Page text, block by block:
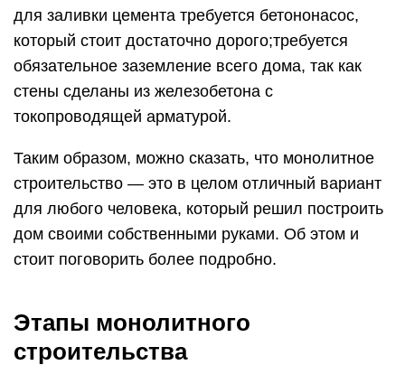
для заливки цемента требуется бетононасос,
который стоит достаточно дорого;требуется
обязательное заземление всего дома, так как
стены сделаны из железобетона с
токопроводящей арматурой.
Таким образом, можно сказать, что монолитное
строительство — это в целом отличный вариант
для любого человека, который решил построить
дом своими собственными руками. Об этом и
стоит поговорить более подробно.
Этапы монолитного
строительства